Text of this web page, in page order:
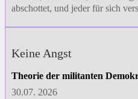
abschottet, und jeder für sich
Keine Angst
Theorie der militanten
30.07. 2026